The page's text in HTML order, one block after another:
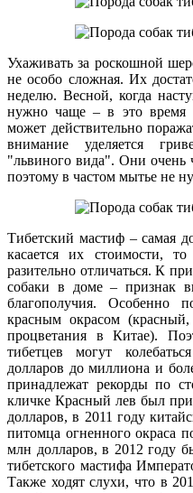
Ухаживать за роскошной
не особо сложная. Их
неделю. Весной, когда
нужно чаще – в это время
может действительно
внимание уделяется
"львиного вида". Они очень
поэтому в частом мытье не
Тибетский мастиф – самая
касается их стоимости,
разительно отличаться. К
собаки в доме – признак
благополучия. Особенно
красным окрасом
процветания в Китае).
тибетцев могут
долларов до миллиона и
принадлежат рекорды по
кличке Красный лев был
долларов, в 2011 году
питомца огненного окраса
млн долларов, в 2012 году
тибетского мастифа
Также ходят слухи, что в